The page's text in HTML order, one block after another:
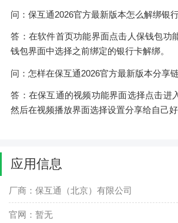
问：保互通2026官方最新版本怎么解绑银
答：在软件首页功能界面点击人保钱包功
钱包界面中选择之前绑定的银行卡解绑。
问：怎样在保互通2026官方最新版本分享
答：在保互通的视频功能界面选择点击进
然后在视频播放界面选择设置分享给自己好
应用信息
厂商：保互通（北京）有限公司
官网：暂无